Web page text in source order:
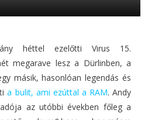
héttel ezelőtti Virus 15.
megarave lesz a Dürlinben, a
másik, hasonlóan legendás és
a bulit, ami ezúttal a RAM. Andy
az utóbbi években főleg a